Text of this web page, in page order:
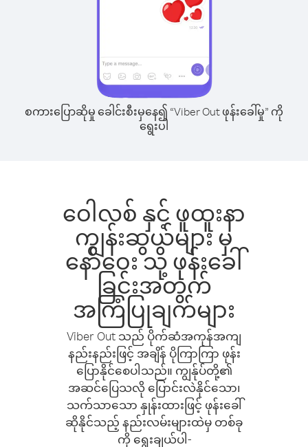
စကားပြောဆိုမှု ခေါင်းစီးမှနေ၍ “Viber Out ဖုန်းခေါ်မှု” ကို
ရွေးပါ
ဝေါလစ် နှင့် ဖူထူးနာ
ကျွန်းဆွယ်များ မှ
နော်ဝေး သို့ ဖုန်းခေါ်
ခြင်းအတွက်
အကြံပြုချက်များ
Viber Out သည် ပိုက်ဆံအကုန်အကျ
နည်းနည်းဖြင့် အချိန် ပိုကြာကြာ ဖုန်း
ပြောနိုင်စေပါသည်။ ကျွန်ုပ်တို့၏
အဆင်ပြေသလို ပြောင်းလဲနိုင်သော၊
သက်သာသော နှုန်းထားဖြင့် ဖုန်းခေါ်
ဆိုနိုင်သည့် နည်းလမ်းများထဲမှ တစ်ခု
ကို ရွေးချယ်ပါ-